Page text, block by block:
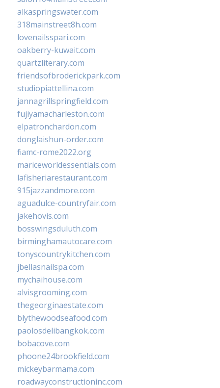
alkaspringswater.com
318mainstreet8h.com
lovenailsspari.com
oakberry-kuwait.com
quartzliterary.com
friendsofbroderickpark.com
studiopiattellina.com
jannagrillspringfield.com
fujiyamacharleston.com
elpatronchardon.com
donglaishun-order.com
fiamc-rome2022.org
mariceworldessentials.com
lafisheriarestaurant.com
915jazzandmore.com
aguadulce-countryfair.com
jakehovis.com
bosswingsduluth.com
birminghamautocare.com
tonyscountrykitchen.com
jbellasnailspa.com
mychaihouse.com
alvisgrooming.com
thegeorginaestate.com
blythewoodseafood.com
paolosdelibangkok.com
bobacove.com
phoone24brookfield.com
mickeybarmama.com
roadwayconstructioninc.com